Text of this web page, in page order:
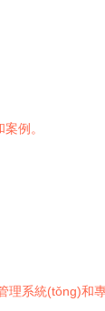
例。
理系統(tǒng)和